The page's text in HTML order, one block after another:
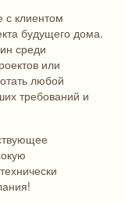
с клиентом
будущего дома.
среди
или
любой
требований и